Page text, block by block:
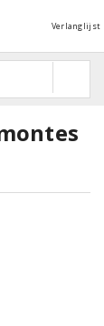
Verlanglijst